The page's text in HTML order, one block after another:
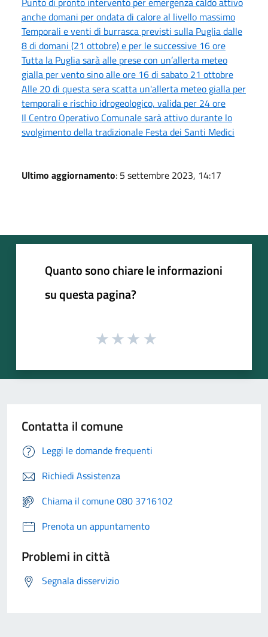
anche domani per ondata di calore al livello massimo
Temporali e venti di burrasca previsti sulla Puglia dalle
8 di domani (21 ottobre) e per le successive 16 ore
Tutta la Puglia sarà alle prese con un’allerta meteo
gialla per vento sino alle ore 16 di sabato 21 ottobre
Alle 20 di questa sera scatta un'allerta meteo gialla per
temporali e rischio idrogeologico, valida per 24 ore
Il Centro Operativo Comunale sarà attivo durante lo
svolgimento della tradizionale Festa dei Santi Medici
Ultimo aggiornamento: 5 settembre 2023, 14:17
Quanto sono chiare le informazioni
su questa pagina?
Contatta il comune
Leggi le domande frequenti
Richiedi Assistenza
Chiama il comune 080 3716102
Prenota un appuntamento
Problemi in città
Segnala disservizio